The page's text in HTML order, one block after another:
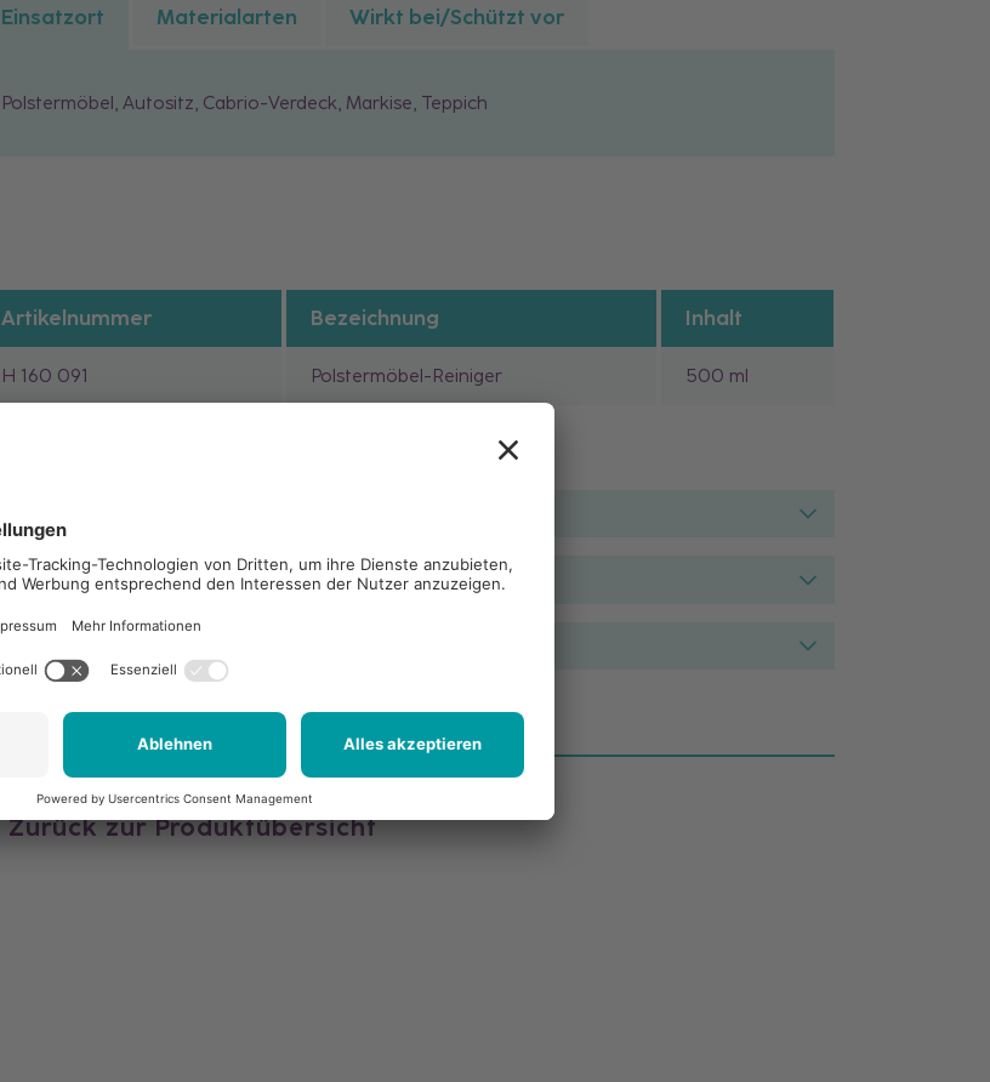
Einsatzort Materialarten Wirkt bei/Schützt vor
Polstermöbel, Autositz, Cabrio-Verdeck, Markise, Teppich
Artikelnummer Bezeichnung Inhalt
H 160 091 Polstermöbel-Reiniger 500 ml
Hinweise
Zurück zur Produktübersicht